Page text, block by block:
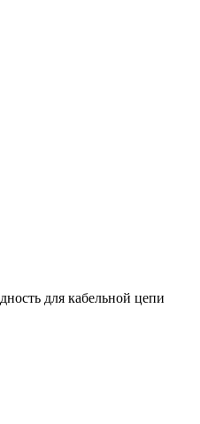
для кабельной цепи